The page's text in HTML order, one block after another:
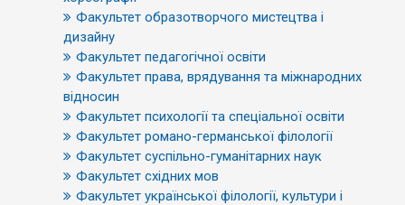
Факультет образотворчого мистецтва і
дизайну
Факультет педагогічної освіти
Факультет права, врядування та міжнародних
відносин
Факультет психології та спеціальної освіти
Факультет романо-германської філології
Факультет суспільно-гуманітарних наук
Факультет східних мов
Факультет української філології, культури і